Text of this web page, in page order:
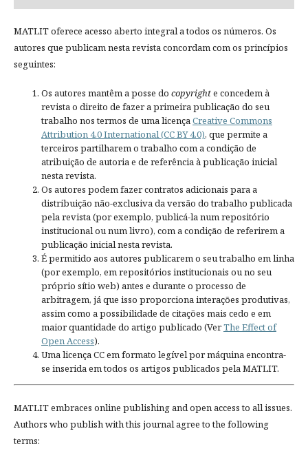
MATLIT oferece acesso aberto integral a todos os números. Os
autores que publicam nesta revista concordam com os princípios
seguintes:
Os autores mantêm a posse do copyrighte concedem à
revista o direito de fazer a primeira publicação do seu
trabalho nos termos de uma licença Creative Commons
Attribution 4.0 International (CC BY 4.0), que permite a
terceiros partilharem o trabalho com a condição de
atribuição de autoria e de referência à publicação inicial
nesta revista.
Os autores podem fazer contratos adicionais para a
distribuição não-exclusiva da versão do trabalho publicada
pela revista (por exemplo, publicá-la num repositório
institucional ou num livro), com a condição de referirem a
publicação inicial nesta revista.
É permitido aos autores publicarem o seu trabalho em linha
(por exemplo, em repositórios institucionais ou no seu
próprio sítio web) antes e durante o processo de
arbitragem, já que isso proporciona interações produtivas,
assim como a possibilidade de citações mais cedo e em
maior quantidade do artigo publicado (VerThe Effect of
Open Access).
Uma licença CC em formato legível por máquina encontra-
se inserida em todos os artigos publicados pela MATLIT.
MATLIT embraces online publishing and open access to all issues.
Authors who publish with this journal agree to the following
terms: